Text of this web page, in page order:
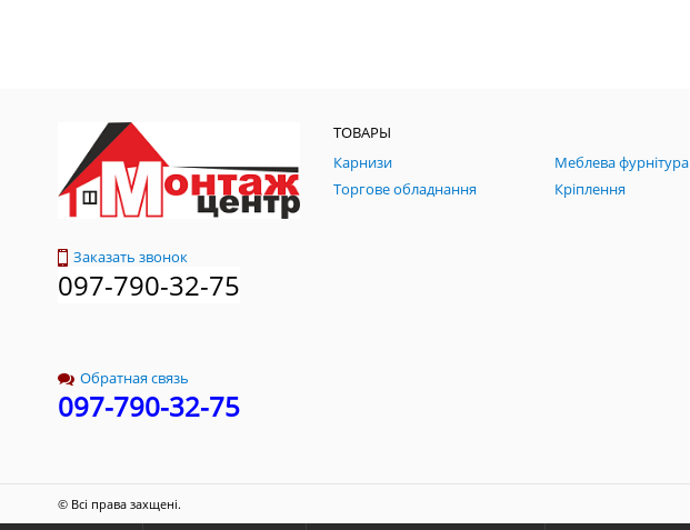
Заказать звонок
097-790-32-75
Обратная связь
097-790-32-75
ТОВАРЫ
Карнизи
Меблева фурнітура
Торгове обладнання
Кріплення
© Всі права захщені.